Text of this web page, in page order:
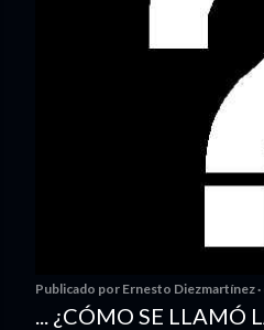
Publicado por Ernesto Diezmartínez
... ¿CÓMO SE LLAMÓ